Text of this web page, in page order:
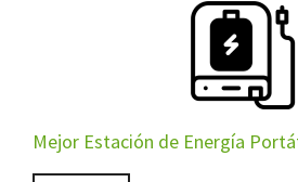
Mejor Estación de Energía